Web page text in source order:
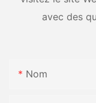
avec des
Nom